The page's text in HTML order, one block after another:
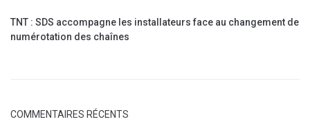
TNT : SDS accompagne les installateurs face au changement de
numérotation des chaînes
COMMENTAIRES RÉCENTS